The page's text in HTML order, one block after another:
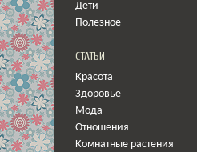
Дети
Полезное
СТАТЬИ
Красота
Здоровье
Мода
Отношения
Комнатные растения